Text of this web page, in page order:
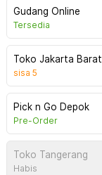
Gudang Online
Tersedia
Toko Jakarta Barat
sisa 5
Pick n Go Depok
Pre-Order
Toko Tangerang
Habis